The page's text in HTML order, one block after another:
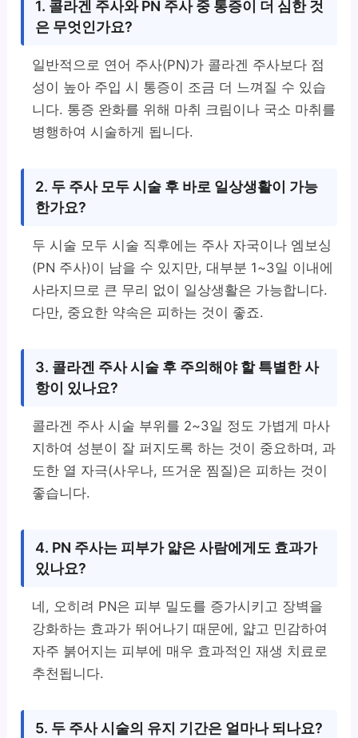
1. 콜라겐 주사와 PN 주사 중 통증이 더 심한 것
은 무엇인가요?
일반적으로 연어 주사(PN)가 콜라겐 주사보다 점
성이 높아 주입 시 통증이 조금 더 느껴질 수 있습
니다. 통증 완화를 위해 마취 크림이나 국소 마취를
병행하여 시술하게 됩니다.
2. 두 주사 모두 시술 후 바로 일상생활이 가능
한가요?
두 시술 모두 시술 직후에는 주사 자국이나 엠보싱
(PN 주사)이 남을 수 있지만, 대부분 1~3일 이내에
사라지므로 큰 무리 없이 일상생활은 가능합니다.
다만, 중요한 약속은 피하는 것이 좋죠.
3. 콜라겐 주사 시술 후 주의해야 할 특별한 사
항이 있나요?
콜라겐 주사 시술 부위를 2~3일 정도 가볍게 마사
지하여 성분이 잘 퍼지도록 하는 것이 중요하며, 과
도한 열 자극(사우나, 뜨거운 찜질)은 피하는 것이
좋습니다.
4. PN 주사는 피부가 얇은 사람에게도 효과가
있나요?
네, 오히려 PN은 피부 밀도를 증가시키고 장벽을
강화하는 효과가 뛰어나기 때문에, 얇고 민감하여
자주 붉어지는 피부에 매우 효과적인 재생 치료로
추천됩니다.
5. 두 주사 시술의 유지 기간은 얼마나 되나요?